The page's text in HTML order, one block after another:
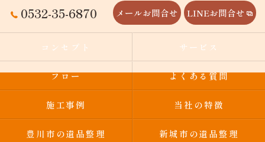
0532-35-6870 メールお問合せ LINEお問合せ
コンセプト サービス
フロー よくある質問
施工事例 当社の特徴
豊川市の遺品整理 新城市の遺品整理